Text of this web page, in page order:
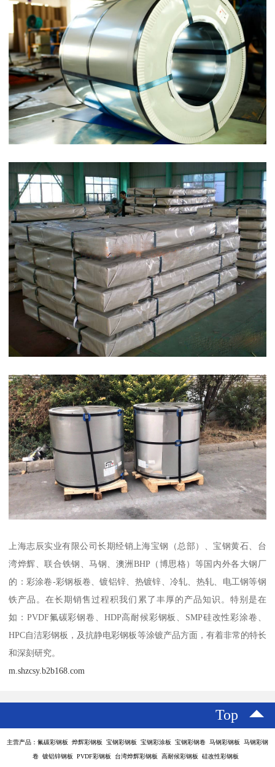
上海志辰实业有限公司长期经销上海宝钢（总部）、宝钢黄石、台
湾烨辉、联合铁钢、马钢、澳洲BHP（博思格）等国内外各大钢厂
的：彩涂卷-彩钢板卷、镀铝锌、热镀锌、冷轧、热轧、电工钢等钢
铁产品。在长期销售过程积我们累了丰厚的产品知识。特别是在
如：PVDF氟碳彩钢卷、HDP高耐候彩钢板、SMP硅改性彩涂卷、
HPC自洁彩钢板，及抗静电彩钢板等涂镀产品方面，有着非常的特长
和深刻研究。
m.shzcsy.b2b168.com
Top
主营产品：氟碳彩钢板 烨辉彩钢板 宝钢彩钢板 宝钢彩涂板 宝钢彩钢卷 马钢彩钢板 马钢彩钢
卷 镀铝锌钢板 PVDF彩钢板 台湾烨辉彩钢板 高耐候彩钢板 硅改性彩钢板